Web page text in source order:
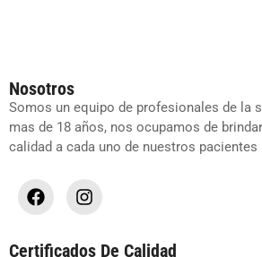
Nosotros
Somos un equipo de profesionales de la
mas de 18 años, nos ocupamos de
calidad a cada uno de nuestros pacientes
Certificados De Calidad